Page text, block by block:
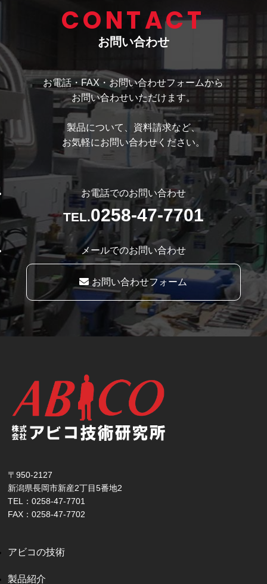
CONTACT
お問い合わせ
お電話・FAX・お問い合わせフォームから
お問い合わせいただけます。
製品について、資料請求など、
お気軽にお問い合わせください。
お電話でのお問い合わせ
TEL.0258-47-7701
メールでのお問い合わせ
お問い合わせフォーム
〒950-2127
新潟県長岡市新産2丁目5番地2
TEL：0258-47-7701
FAX：0258-47-7702
アビコの技術
製品紹介